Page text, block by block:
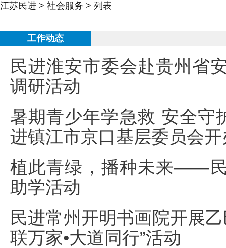
江苏民进 > 社会服务 > 列表
工作动态
民进淮安市委会赴贵州省
调研活动
暑期青少年学急救 安全
进镇江市京口基层委员会
植此青绿，播种未来——
助学活动
民进常州开明书画院开展
联万家•大道同行”活动